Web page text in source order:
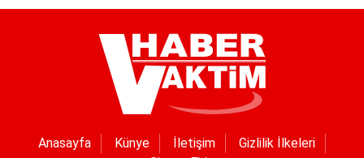
Anasayfa Künye İletişim
Gizlilik İlkeleri